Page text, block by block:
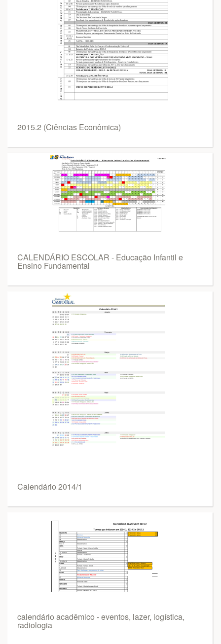
2015.2 (Ciências Econômica)
CALENDÁRIO ESCOLAR - Educação Infantil e
Ensino Fundamental
Calendário 2014/1
calendário acadêmico - eventos, lazer, logística,
radiologia